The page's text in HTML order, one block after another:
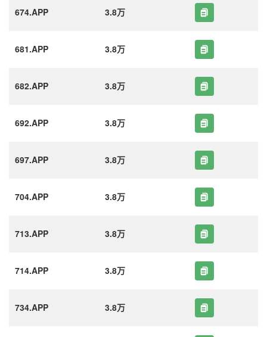
674.APP 3.8万
681.APP 3.8万
682.APP 3.8万
692.APP 3.8万
697.APP 3.8万
704.APP 3.8万
713.APP 3.8万
714.APP 3.8万
734.APP 3.8万